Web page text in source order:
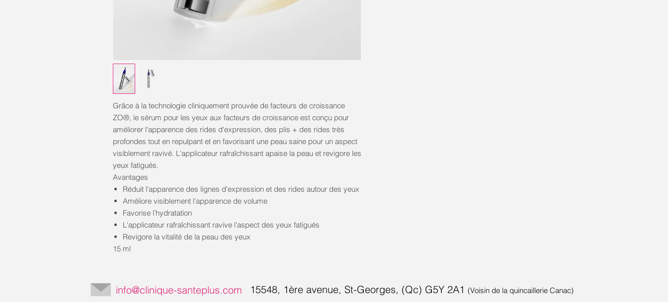
Grâce à la technologie cliniquement prouvée de facteurs de croissance
ZO®, le sérum pour les yeux aux facteurs de croissance est conçu pour
améliorer l'apparence des rides d'expression, des plis + des rides très
profondes tout en repulpant et en favorisant une peau saine pour un aspect
visiblement ravivé. L'applicateur rafraîchissant apaise la peau et revigore les
yeux fatigués.
Avantages
Réduit l'apparence des lignes d'expression et des rides autour des yeux
Améliore visiblement l'apparence de volume
Favorise l’hydratation
L'applicateur rafraîchissant ravive l'aspect des yeux fatigués
Revigore la vitalité de la peau des yeux
15 ml
info@clinique-santeplus.com 15548, 1ère avenue, St-Georges, (Qc) G5Y 2A1 (Voisin de la quincaillerie Canac)